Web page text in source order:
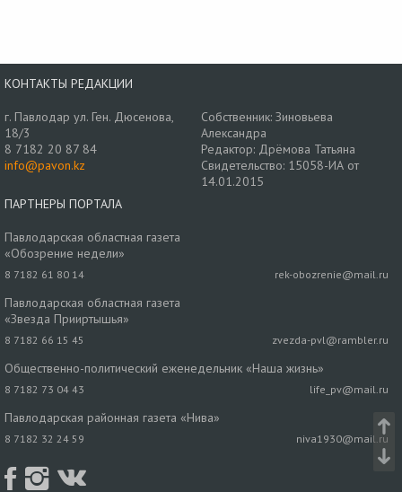
КОНТАКТЫ РЕДАКЦИИ
г. Павлодар ул. Ген. Дюсенова,
18/3
8 7182 20 87 84
info@pavon.kz
Собственник: Зиновьева
Александра
Редактор: Дрёмова Татьяна
Свидетельство: 15058-ИА от
14.01.2015
ПАРТНЕРЫ ПОРТАЛА
Павлодарская областная газета
«Обозрение недели»
8 7182 61 80 14 rek-obozrenie@mail.ru
Павлодарская областная газета
«Звезда Прииртышья»
8 7182 66 15 45 zvezda-pvl@rambler.ru
Общественно-политический еженедельник «Наша жизнь»
8 7182 73 04 43 life_pv@mail.ru
Павлодарская районная газета «Нива»
8 7182 32 24 59 niva1930@mail.ru